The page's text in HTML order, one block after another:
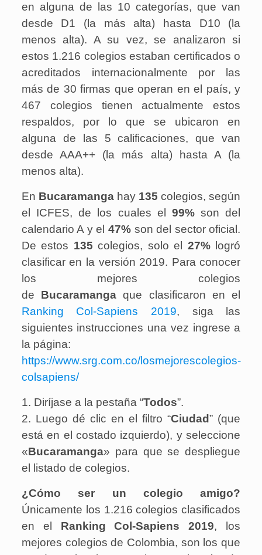
en alguna de las 10 categorías, que van
desde D1 (la más alta) hasta D10 (la
menos alta). A su vez, se analizaron si
estos 1.216 colegios estaban certificados o
acreditados internacionalmente por las
más de 30 firmas que operan en el país, y
467 colegios tienen actualmente estos
respaldos, por lo que se ubicaron en
alguna de las 5 calificaciones, que van
desde AAA++ (la más alta) hasta A (la
menos alta).
En Bucaramanga hay 135 colegios, según
el ICFES, de los cuales el 99%son del
calendario A y el 47% son del sector oficial.
De estos 135 colegios, solo el 27%logró
clasificar en la versión 2019. Para conocer
los mejores colegios
de Bucaramanga que clasificaron en el
Ranking Col-Sapiens 2019, siga las
siguientes instrucciones una vez ingrese a
la página:
https://www.srg.com.co/losmejorescolegios-
colsapiens/
1. Diríjase a la pestaña “Todos”.
2. Luego dé clic en el filtro “Ciudad” (que
está en el costado izquierdo), y seleccione
«Bucaramanga» para que se despliegue
el listado de colegios.
¿Cómo ser un colegio amigo?
Únicamente los 1.216 colegios clasificados
en el Ranking Col-Sapiens 2019, los
mejores colegios de Colombia, son los que